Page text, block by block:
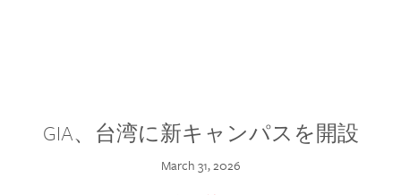
GIA、台湾に新キャンパスを開設
March 31, 2026